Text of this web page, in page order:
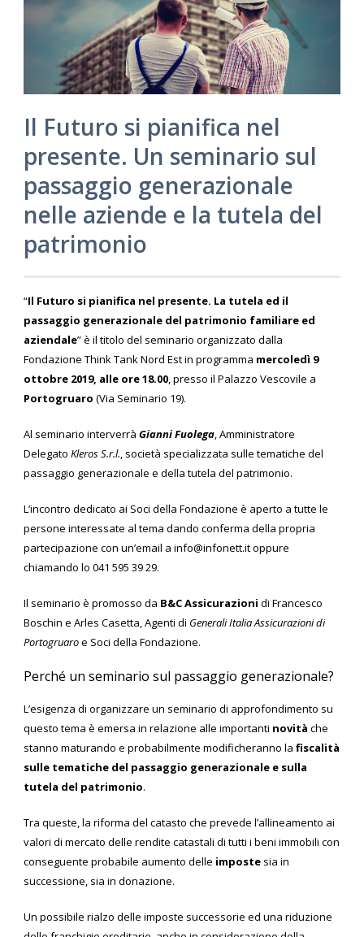
Il Futuro si pianifica nel
presente. Un seminario sul
passaggio generazionale
nelle aziende e la tutela del
patrimonio
“Il Futuro si pianifica nel presente. La tutela ed il
passaggio generazionale del patrimonio familiare ed
aziendale” è il titolo del seminario organizzato dalla
Fondazione Think Tank Nord Est in programma mercoledì 9
ottobre 2019, alle ore 18.00, presso il Palazzo Vescovile a
Portogruaro (Via Seminario 19).
Al seminario interverrà Gianni Fuolega, Amministratore
Delegato Kleros S.r.l., società specializzata sulle tematiche del
passaggio generazionale e della tutela del patrimonio.
L’incontro dedicato ai Soci della Fondazione è aperto a tutte le
persone interessate al tema dando conferma della propria
partecipazione con un’email a info@infonett.it oppure
chiamando lo 041 595 39 29.
Il seminario è promosso da B&C Assicurazioni di Francesco
Boschin e Arles Casetta, Agenti di Generali Italia Assicurazioni di
Portogruaroe Soci della Fondazione.
Perché un seminario sul passaggio generazionale?
L’esigenza di organizzare un seminario di approfondimento su
questo tema è emersa in relazione alle importanti novità che
stanno maturando e probabilmente modificheranno la fiscalità
sulle tematiche del passaggio generazionale e sulla
tutela del patrimonio.
Tra queste, la riforma del catasto che prevede l’allineamento ai
valori di mercato delle rendite catastali di tutti i beni immobili con
conseguente probabile aumento delle imposte sia in
successione, sia in donazione.
Un possibile rialzo delle imposte successorie ed una riduzione